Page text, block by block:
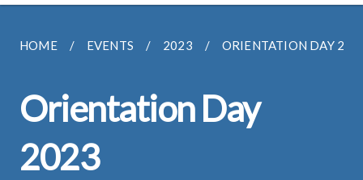
HOME EVENTS 2023 ORIENTATION DAY
Orientation Day
2023